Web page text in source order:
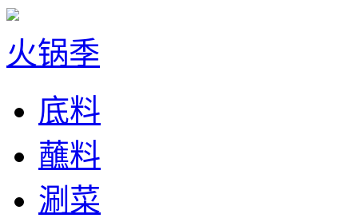
火锅季
底料
蘸料
涮菜